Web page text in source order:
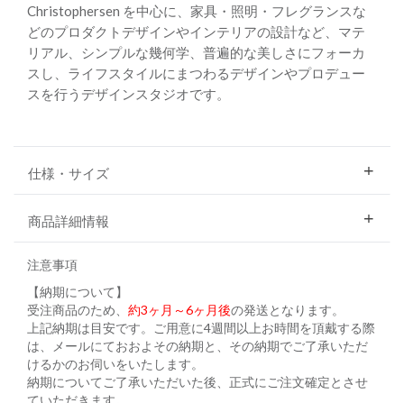
Christophersen を中心に、家具・照明・フレグランスな
どのプロダクトデザインやインテリアの設計など、マテ
リアル、シンプルな幾何学、普遍的な美しさにフォーカ
スし、ライフスタイルにまつわるデザインやプロデュー
スを行うデザインスタジオです。
仕様・サイズ
商品詳細情報
注意事項
【納期について】
受注商品のため、 約3ヶ月～6ヶ月後の発送となります。
上記納期は目安です。ご用意に4週間以上お時間を頂戴する際
は、メールにておおよその納期と、その納期でご了承いただ
けるかのお伺いをいたします。
納期についてご了承いただいた後、正式にご注文確定とさせ
ていただきます。